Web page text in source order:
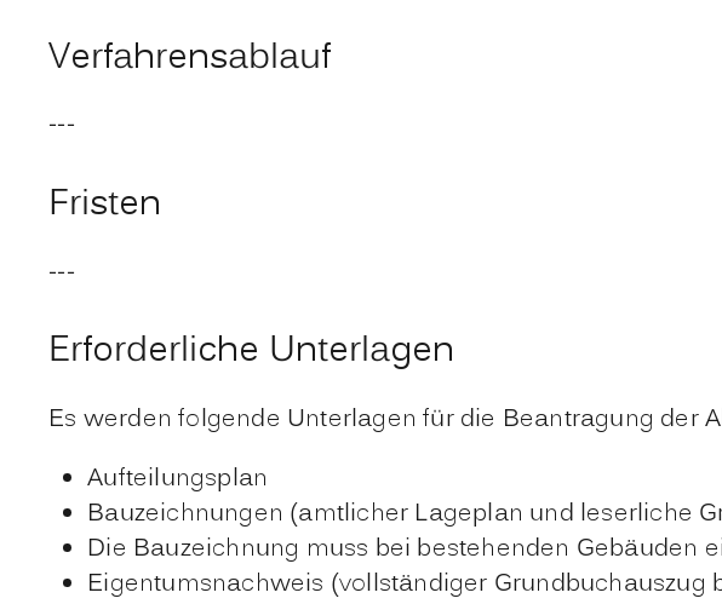
Verfahrensablauf
---
Fristen
---
Erforderliche Unterlagen
Es werden folgende Unterlagen für die Beantragung der
Aufteilungsplan
Bauzeichnungen (amtlicher Lageplan und leserliche
Die Bauzeichnung muss bei bestehenden Gebäuden
Eigentumsnachweis (vollständiger Grundbuchauszug